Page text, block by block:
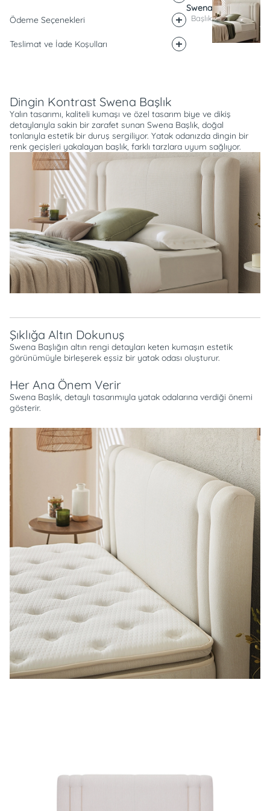
Ödeme Seçenekleri
Teslimat ve İade Koşulları
Swena
Başlık
Dingin Kontrast Swena Başlık
Yalın tasarımı, kaliteli kumaşı ve özel tasarım biye ve dikiş
detaylarıyla sakin bir zarafet sunan Swena Başlık, doğal
tonlarıyla estetik bir duruş sergiliyor. Yatak odanızda dingin bir
renk geçişleri yakalayan başlık, farklı tarzlara uyum sağlıyor.
Şıklığa Altın Dokunuş
Swena Başlığın altın rengi detayları keten kumaşın estetik
görünümüyle birleşerek eşsiz bir yatak odası oluşturur.
Her Ana Önem Verir
Swena Başlık, detaylı tasarımıyla yatak odalarına verdiği önemi
gösterir.